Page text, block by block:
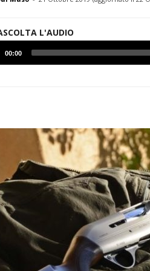
L'AUDIO
00:00